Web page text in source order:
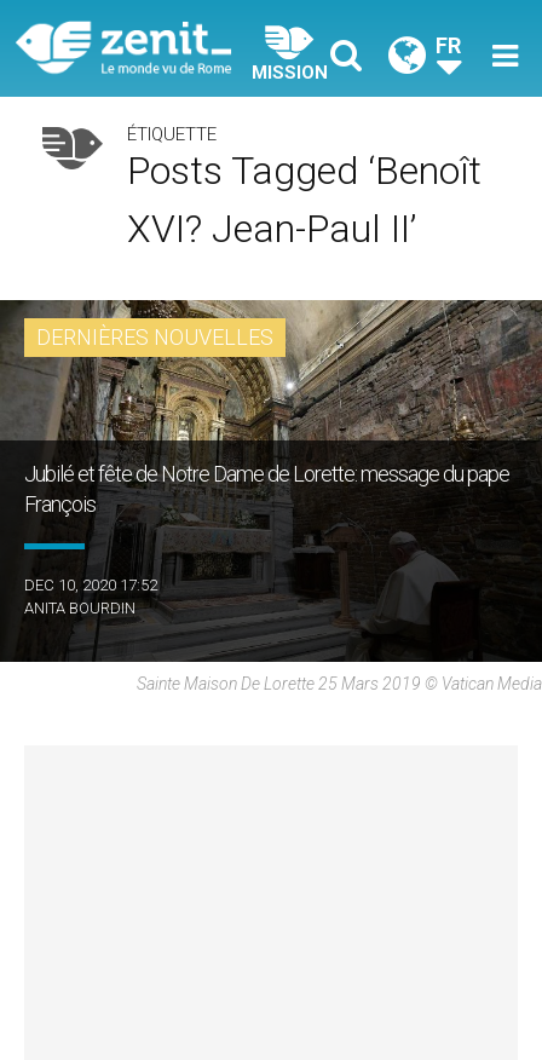
MISSION
FR
ÉTIQUETTE
Posts Tagged ‘Benoît
XVI? Jean-Paul II’
DERNIÈRES NOUVELLES
Jubilé et fête de Notre Dame de Lorette: message du pape
François
DEC 10, 2020 17:52
ANITA BOURDIN
Sainte Maison De Lorette 25 Mars 2019 © Vatican Media